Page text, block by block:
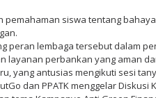
siswa tentang
peran lembaga tersebut dalam
layanan perbankan yang aman
yang antusias mengikuti sesi
dan PPATK menggelar Diskusi